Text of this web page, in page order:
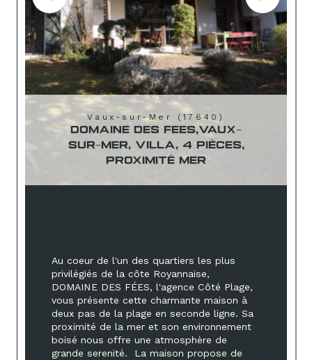
Vaux-sur-Mer (17640)
DOMAINE DES FEES,VAUX-
SUR-MER, VILLA, 4 PIÈCES,
PROXIMITÉ MER
Au coeur de l'un des quartiers les plus
privilégiés de la côte Royannaise,
DOMAINE DES FÉES, l'agence Côté Plage,
vous présente cette charmante maison à
deux pas de la plage en seconde ligne. Sa
proximité de la mer et son environnement
boisé nous offre une atmosphère de
grande serenité.  La maison propose de